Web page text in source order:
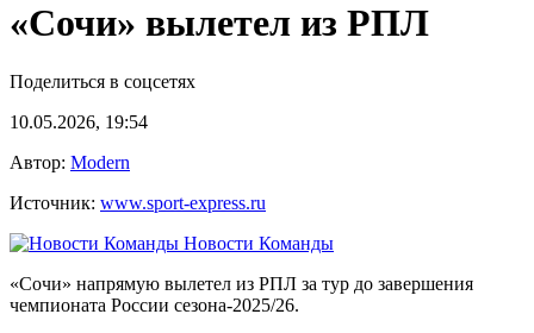
«Сочи» вылетел из РПЛ
Поделиться в соцсетях
10.05.2026, 19:54
Автор: Modern
Источник: www.sport-express.ru
Новости Команды
«Сочи» напрямую вылетел из РПЛ за тур до завершения
чемпионата России сезона-2025/26.